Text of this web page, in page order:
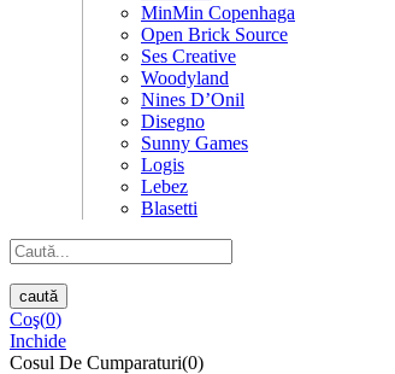
MinMin Copenhaga
Open Brick Source
Ses Creative
Woodyland
Nines D’Onil
Disegno
Sunny Games
Logis
Lebez
Blasetti
caută
Coş(0)
Inchide
Cosul De Cumparaturi(0)